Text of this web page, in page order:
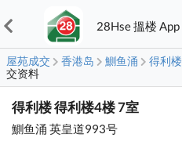
28Hse 搵楼 App
屋苑成交 香港岛 鰂鱼涌 得利楼
交资料
得利楼 得利楼4楼 7室
鰂鱼涌 英皇道993号